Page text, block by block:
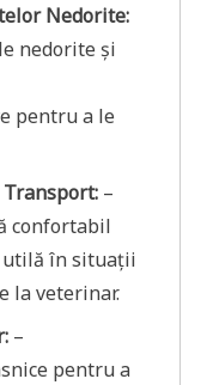
Nedorite:
nedorite și
pentru a le
–
confortabil
în situații
la veterinar.
–
pentru a